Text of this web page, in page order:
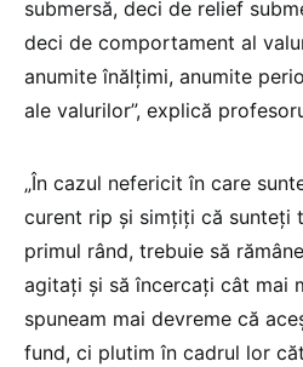
submersă, deci de relief
deci de comportament al
anumite înălțimi, anumite
ale valurilor”, explică
„În cazul nefericit în care
curent rip și simțiți că sunteți
primul rând, trebuie să
agitați și să încercați cât mai
spuneam mai devreme că
fund, ci plutim în cadrul lor